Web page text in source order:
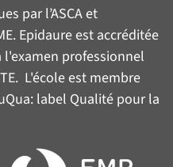
par l’ASCAet
. Epidaure est accréditée
l'examen professionnel
L'école est membre
: label Qualité pour la